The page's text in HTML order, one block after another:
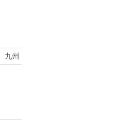
九州